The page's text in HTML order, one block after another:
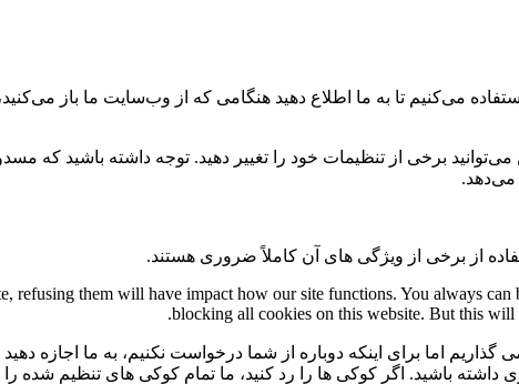
می‌کنیم تا به ما اطلاع دهید هنگامی که از وب‌سایت ما باز می‌کنید،
می‌توانید برخی از تنظیمات خود را تغییر دهید. توجه داشته باشید که
می‌دهد.
از برخی از ویژگی های آن کاملاً ضروری هستند.
refusing them will have impact how our site functions. You always
blocking all cookies on this website. But this will
گذاریم اما برای اینکه دوباره از شما درخواست نکنیم، به ما اجازه
داشته باشید. اگر کوکی ها را رد کنید، ما تمام کوکی های تنظیم شده